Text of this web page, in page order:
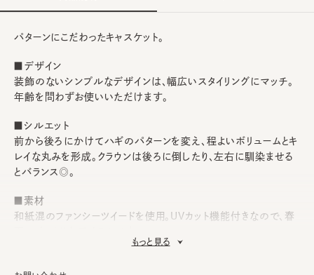
パターンにこだわったキャスケット。
■デザイン
装飾のないシンプルなデザインは、幅広いスタイリングにマッチ。
年齢を問わずお使いいただけます。
■シルエット
前から後ろにかけてハギのパターンを変え、程よいボリュームとキ
レイな丸みを形成。クラウンは後ろに倒したり、左右に馴染ませる
とバランス◎。
■素材
和紙混のファンシーツイードを使用。UVカット機能付きなので、春
もっと見る